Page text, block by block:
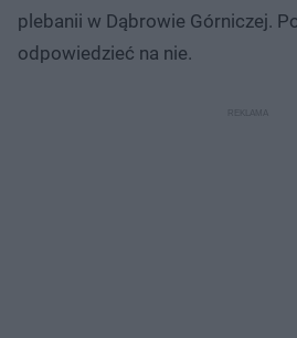
plebanii w Dąbrowie Górniczej.
odpowiedzieć na nie.